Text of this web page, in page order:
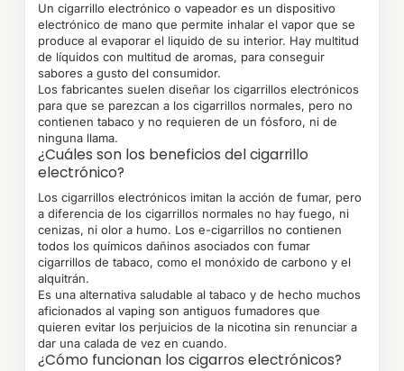
Un cigarrillo electrónico o vapeador es un dispositivo
electrónico de mano que permite inhalar el vapor que se
produce al evaporar el liquido de su interior. Hay multitud
de líquidos con multitud de aromas, para conseguir
sabores a gusto del consumidor.
Los fabricantes suelen diseñar los cigarrillos electrónicos
para que se parezcan a los cigarrillos normales, pero no
contienen tabaco y no requieren de un fósforo, ni de
ninguna llama.
¿Cuáles son los beneficios del cigarrillo
electrónico?
Los cigarrillos electrónicos imitan la acción de fumar, pero
a diferencia de los cigarrillos normales no hay fuego, ni
cenizas, ni olor a humo. Los e-cigarrillos no contienen
todos los químicos dañinos asociados con fumar
cigarrillos de tabaco, como el monóxido de carbono y el
alquitrán.
Es una alternativa saludable al tabaco y de hecho muchos
aficionados al vaping son antiguos fumadores que
quieren evitar los perjuicios de la nicotina sin renunciar a
dar una calada de vez en cuando.
¿Cómo funcionan los cigarros electrónicos?